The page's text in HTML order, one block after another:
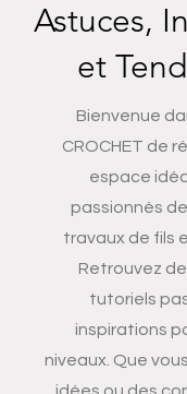
Astuces,
et
Bienvenue
CROCHET de
espace
passionnés
travaux de fils
Retrouvez
tutoriels
inspirations
niveaux. Que